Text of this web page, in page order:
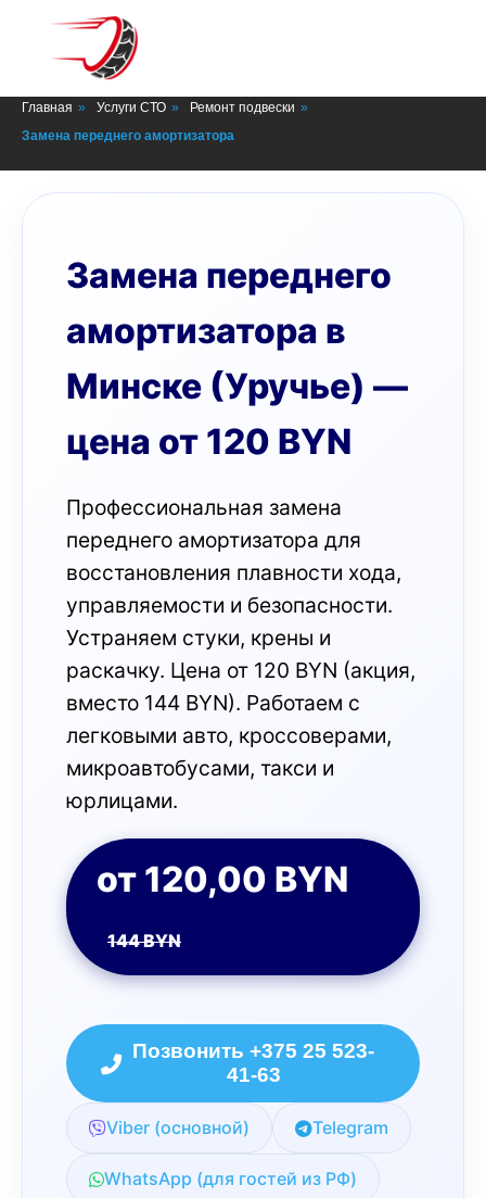
Главная » Услуги СТО » Ремонт подвески »
Замена переднего амортизатора
Замена переднего
амортизатора в
Минске (Уручье) —
цена от 120 BYN
Профессиональная замена
переднего амортизатора для
восстановления плавности хода,
управляемости и безопасности.
Устраняем стуки, крены и
раскачку. Цена от 120 BYN (акция,
вместо 144 BYN). Работаем с
легковыми авто, кроссоверами,
микроавтобусами, такси и
юрлицами.
от 120,00 BYN
144 BYN
Позвонить +375 25 523-
41-63
Viber (основной) Telegram
WhatsApp (для гостей из РФ)